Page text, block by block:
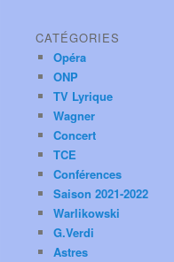
CATÉGORIES
Opéra
ONP
TV Lyrique
Wagner
Concert
TCE
Conférences
Saison 2021-2022
Warlikowski
G.Verdi
Astres